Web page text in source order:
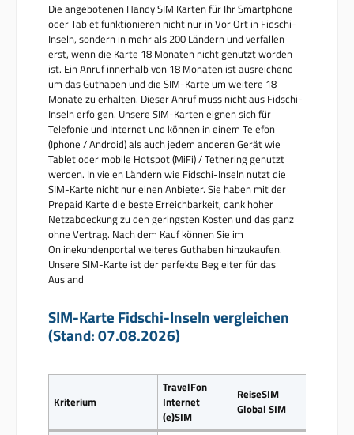
Die angebotenen Handy SIM Karten für Ihr Smartphone
oder Tablet funktionieren nicht nur in Vor Ort in Fidschi-
Inseln, sondern in mehr als 200 Ländern und verfallen
erst, wenn die Karte 18 Monaten nicht genutzt worden
ist. Ein Anruf innerhalb von 18 Monaten ist ausreichend
um das Guthaben und die SIM-Karte um weitere 18
Monate zu erhalten. Dieser Anruf muss nicht aus Fidschi-
Inseln erfolgen. Unsere SIM-Karten eignen sich für
Telefonie und Internet und können in einem Telefon
(Iphone / Android) als auch jedem anderen Gerät wie
Tablet oder mobile Hotspot (MiFi) / Tethering genutzt
werden. In vielen Ländern wie Fidschi-Inseln nutzt die
SIM-Karte nicht nur einen Anbieter. Sie haben mit der
Prepaid Karte die beste Erreichbarkeit, dank hoher
Netzabdeckung zu den geringsten Kosten und das ganz
ohne Vertrag. Nach dem Kauf können Sie im
Onlinekundenportal weiteres Guthaben hinzukaufen.
Unsere SIM-Karte ist der perfekte Begleiter für das
Ausland
SIM-Karte Fidschi-Inseln vergleichen
(Stand: 07.08.2026)
Kriterium
TravelFon
Internet
(e)SIM
ReiseSIM
Global SIM